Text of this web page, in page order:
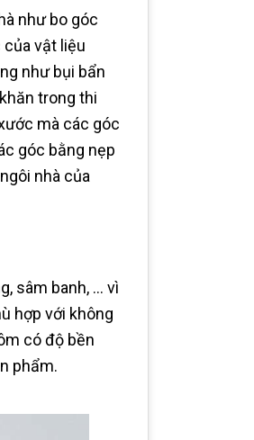
như bo góc
của vật liệu
như bụi bẩn
trong thi
mà các góc
góc bằng nẹp
nhà của
sâm banh, … vì
hợp với không
có độ bền
phẩm.